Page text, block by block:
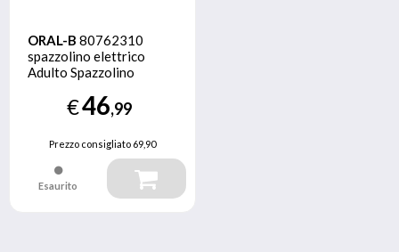
ORAL-B 80762310
spazzolino elettrico
Adulto Spazzolino
€46,99
Prezzo consigliato69,90
Esaurito